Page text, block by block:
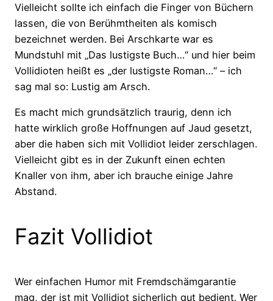
Vielleicht sollte ich einfach die Finger von Büchern
lassen, die von Berühmtheiten als komisch
bezeichnet werden. Bei Arschkarte war es
Mundstuhl mit „Das lustigste Buch…“ und hier beim
Vollidioten heißt es „der lustigste Roman…“ – ich
sag mal so: Lustig am Arsch.
Es macht mich grundsätzlich traurig, denn ich
hatte wirklich große Hoffnungen auf Jaud gesetzt,
aber die haben sich mit Vollidiot leider zerschlagen.
Vielleicht gibt es in der Zukunft einen echten
Knaller von ihm, aber ich brauche einige Jahre
Abstand.
Fazit Vollidiot
Wer einfachen Humor mit Fremdschämgarantie
mag, der ist mit Vollidiot sicherlich gut bedient. Wer